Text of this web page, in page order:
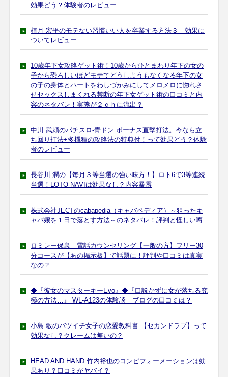
効果どう？体験者のレビュー
植月 宏平のモテない習慣いい人を卒業する方法３ 効果に
ついてレビュー
10歳年下女攻略ゲット術！10歳からひとまわり年下の女の
子から恐ろしいほどモテてどうしようもなくなる年下の女
の子の身体とハートをわしづかみにしてメロメロに惚れさ
せセックスしまくれる禁断の年下女ゲット術の口コミと内
容のネタバレ！実態が２ｃｈに流出？
中川 武頼のパチスロ-青ドン ボーナス直撃打法。今なら立
ち回り打法+多機種の攻略法の特典付！って効果どう？体験
者のレビュー
長谷川 潤の【毎月３等当選の強い味方！】ロト6で3等連続
当選！LOTO-NAVIは効果なし？内容暴露
株式会社JECTのcabapedia（キャバペディア）～狙ったキ
ャバ嬢を１日で落とす方法～のネタバレ！評判と怪しい噂
ロミレー保泉 電話カウンセリング【一般の方】フリー30
分コースが【あの掲示板】で話題に！評判や口コミは真実
なの？
◆『彼女のマスターキーEvo』◆『口説かずに女が落ちる究
極の方法…』 WL-A123の体験談 ブログの口コミは？
小島 敏のバツイチ女子の恋愛教科書 【セカンドラブ】って
効果なし？クレームは無いの？
HEAD AND HAND 竹内裕也のコンピフォーメーションは効
果あり？口コミがヤバイ？